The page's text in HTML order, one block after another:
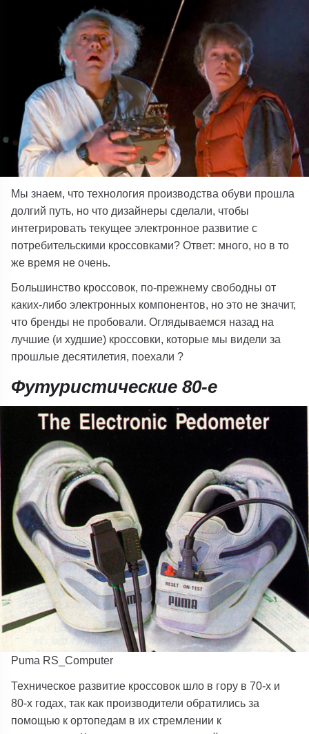
Мы знаем, что технология производства обуви прошла
долгий путь, но что дизайнеры сделали, чтобы
интегрировать текущее электронное развитие с
потребительскими кроссовками? Ответ: много, но в то
же время не очень.
Большинство кроссовок, по-прежнему свободны от
каких-либо электронных компонентов, но это не значит,
что бренды не пробовали. Оглядываемся назад на
лучшие (и худшие) кроссовки, которые мы видели за
прошлые десятилетия, поехали ?
Футуристические 80-е
Puma RS_Computer
Техническое развитие кроссовок шло в гору в 70-х и
80-х годах, так как производители обратились за
помощью к ортопедам в их стремлении к